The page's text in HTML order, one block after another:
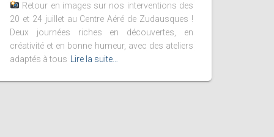
Retour en images sur nos interventions des
20 et 24 juillet au Centre Aéré de Zudausques !
Deux journées riches en découvertes, en
créativité et en bonne humeur, avec des ateliers
adaptés à tous
Lire la suite…